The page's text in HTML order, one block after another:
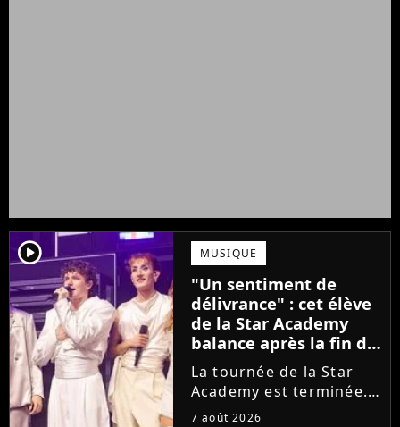
player2 MUSIQUE
"Un sentiment de
délivrance" : cet élève
de la Star Academy
balance après la fin de
la tournée
La tournée de la Star
Academy est terminée.
L'occasion pour les
7 août 2026